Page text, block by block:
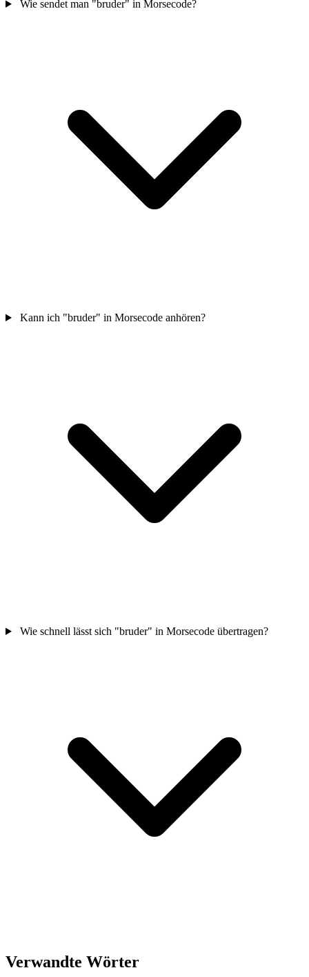
Wie sendet man "bruder" in Morsecode?
Kann ich "bruder" in Morsecode anhören?
Wie schnell lässt sich "bruder" in Morsecode übertragen?
Verwandte Wörter